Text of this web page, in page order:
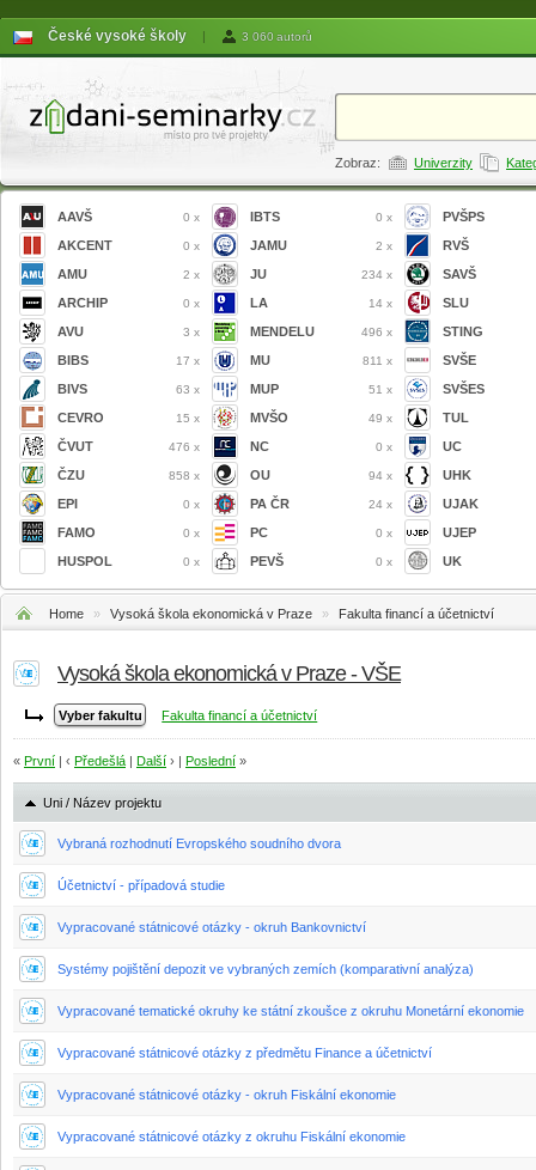
České vysoké školy | 3 060 autorů
Zobraz: Univerzity
AAVŠ 0 x
AKCENT 0 x
AMU 2 x
ARCHIP 0 x
AVU 3 x
BIBS 17 x
BIVS 63 x
CEVRO 15 x
ČVUT 476 x
ČZU 858 x
EPI 0 x
FAMO 0 x
HUSPOL 0 x
IBTS 0 x
JAMU 2 x
JU 234 x
LA 14 x
MENDELU 496 x
MU 811 x
MUP 51 x
MVŠO 49 x
NC 0 x
OU 94 x
PA ČR 24 x
PC 0 x
PEVŠ 0 x
PVŠPS
RVŠ
SAVŠ
SLU
STING
SVŠE
SVŠES
TUL
UC
UHK
UJAK
UJEP
UK
Home » Vysoká škola ekonomická v Praze » Fakulta financí a účetnictví
Vysoká škola ekonomická v Praze - VŠE
Fakulta financí a účetnictví
« První | ‹ Předešlá Další › | Poslední »
Uni / Název projektu
Vybraná rozhodnutí Evropského soudního dvora
Účetnictví - případová studie
Vypracované státnicové otázky - okruh Bankovnictví
Systémy pojištění depozit ve vybraných zemích (komparativní analýza)
Vypracované tematické okruhy ke státní zkoušce z okruhu Monetární ekonomie
Vypracované státnicové otázky z předmětu Finance a účetnictví
Vypracované státnicové otázky - okruh Fiskální ekonomie
Vypracované státnicové otázky z okruhu Fiskální ekonomie